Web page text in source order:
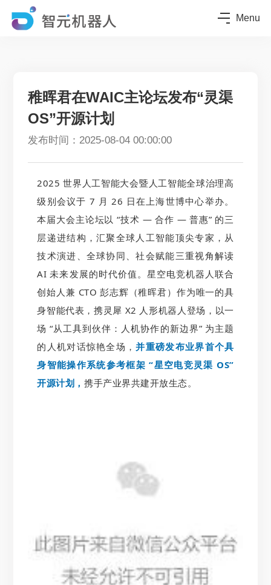
Menu
稚晖君在WAIC主论坛发布“灵渠
OS”开源计划
发布时间：2025-08-04 00:00:00
2025 世界人工智能大会暨人工智能全球治理高
级别会议于 7 月 26 日在上海世博中心举办。
本届大会主论坛以 “技术 — 合作 — 普惠” 的三
层递进结构，汇聚全球人工智能顶尖专家，从
技术演进、全球协同、社会赋能三重视角解读
AI 未来发展的时代价值。星空电竞机器人联合
创始人兼 CTO 彭志辉（稚晖君）作为唯一的具
身智能代表，携灵犀 X2 人形机器人登场，以一
场 “从工具到伙伴：人机协作的新边界” 为主题
的人机对话惊艳全场，并重磅发布业界首个具
身智能操作系统参考框架 “星空电竞灵渠 OS”
开源计划，携手产业界共建开放生态。